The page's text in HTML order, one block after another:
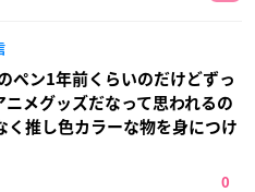
ペン1年前くらいのだけどずっ
メグッズだなって思われるの
く推し色カラーな物を身につけ
0